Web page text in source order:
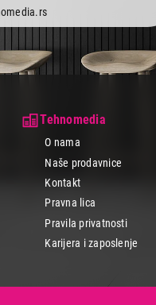
Tehnomedia
O nama
Naše prodavnice
Kontakt
Pravna lica
Pravila privatnosti
Karijera i zaposlenje